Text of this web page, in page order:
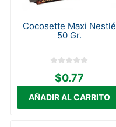
Cocosette Maxi Nestlé
50 Gr.
$0.77